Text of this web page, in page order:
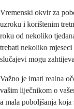
Vremenski okvir za
uzroku i korištenim
roku od nekoliko
trebati nekoliko
slučajevi mogu
Važno je imati realna
vašim liječnikom o
a mala poboljšanja